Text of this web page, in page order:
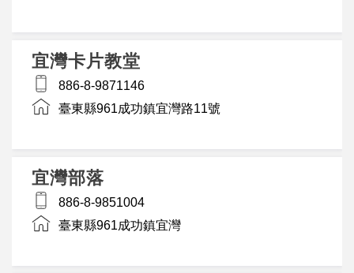
宜灣卡片教堂
886-8-9871146
臺東縣961成功鎮宜灣路11號
宜灣部落
886-8-9851004
臺東縣961成功鎮宜灣